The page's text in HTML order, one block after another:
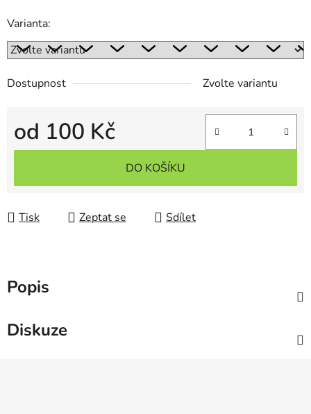
Varianta:
Dostupnost Zvolte variantu
od 100 Kč
Měrná cena:
DO KOŠÍKU
Tisk Zeptat se Sdílet
Popis
Diskuze